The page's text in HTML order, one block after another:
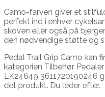
Camo-farven giver et
perfekt ind i enhver
skoven eller også på
den nødvendige støtte og
Pedal Trail Grip Camo kan
kategorien Tilbehør.
LK24649 3611720190246
det produkt. Du leder efter.